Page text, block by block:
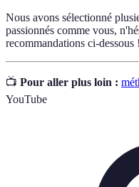
Nous avons sélectionné
passionnés comme vous,
recommandations ci-dessous !
📺 Pour aller plus loin :
YouTube